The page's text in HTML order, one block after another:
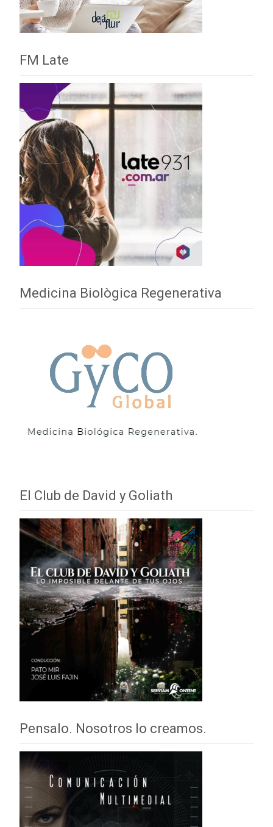
FM Late
Medicina Biològica Regenerativa
El Club de David y Goliath
Pensalo. Nosotros lo creamos.